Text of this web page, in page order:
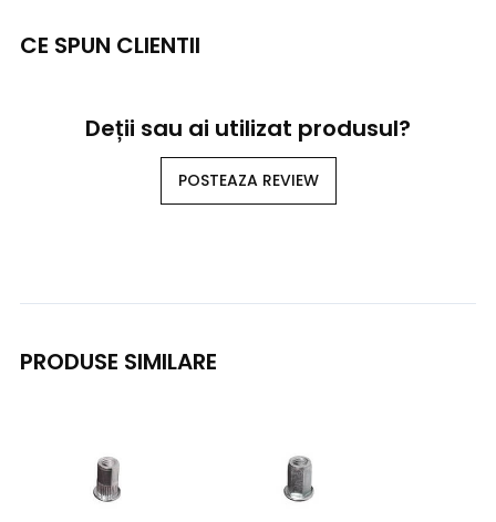
CE SPUN CLIENTII
Deții sau ai utilizat produsul?
POSTEAZA REVIEW
PRODUSE SIMILARE